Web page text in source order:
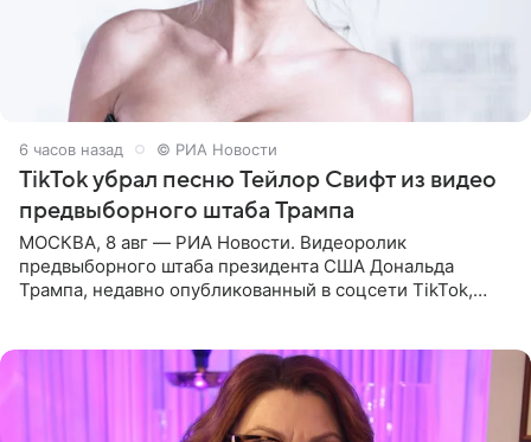
6 часов назад © РИА Новости
TikTok убрал песню Тейлор Свифт из видео
предвыборного штаба Трампа
МОСКВА, 8 авг — РИА Новости. Видеоролик
предвыборного штаба президента США Дональда
Трампа, недавно опубликованный в соцсети TikTok,